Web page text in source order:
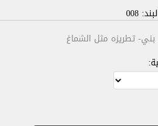
008
تطريزه مثل الشماغ